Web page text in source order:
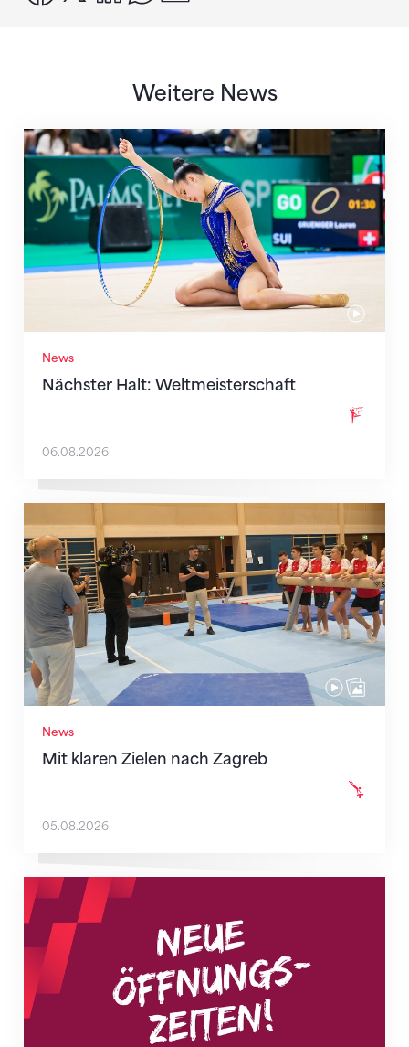
Weitere News
News
Nächster Halt: Weltmeisterschaft
Nächster Halt: Weltmeisterschaft
06.08.2026
News
Mit klaren Zielen nach Zagreb
Mit klaren Zielen nach Zagreb
05.08.2026
Neue Empfangszeiten ab 1. August 2026